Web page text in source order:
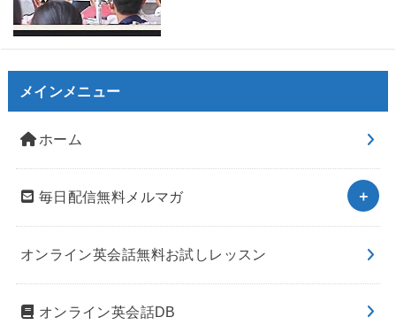
メインメニュー
ホーム
毎日配信無料メルマガ
オンライン英会話無料お試しレッスン
オンライン英会話DB